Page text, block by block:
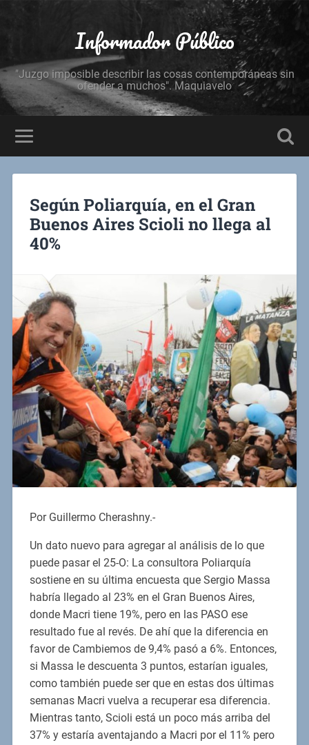
Informador Público
"Juzgo imposible describir las cosas contemporáneas sin
ofender a muchos". Maquiavelo
Según Poliarquía, en el Gran
Buenos Aires Scioli no llega al
40%
Por Guillermo Cherashny.-
Un dato nuevo para agregar al análisis de lo que
puede pasar el 25-O: La consultora Poliarquía
sostiene en su última encuesta que Sergio Massa
habría llegado al 23% en el Gran Buenos Aires,
donde Macri tiene 19%, pero en las PASO ese
resultado fue al revés. De ahí que la diferencia en
favor de Cambiemos de 9,4% pasó a 6%. Entonces,
si Massa le descuenta 3 puntos, estarían iguales,
como también puede ser que en estas dos últimas
semanas Macri vuelva a recuperar esa diferencia.
Mientras tanto, Scioli está un poco más arriba del
37% y estaría aventajando a Macri por el 11% pero